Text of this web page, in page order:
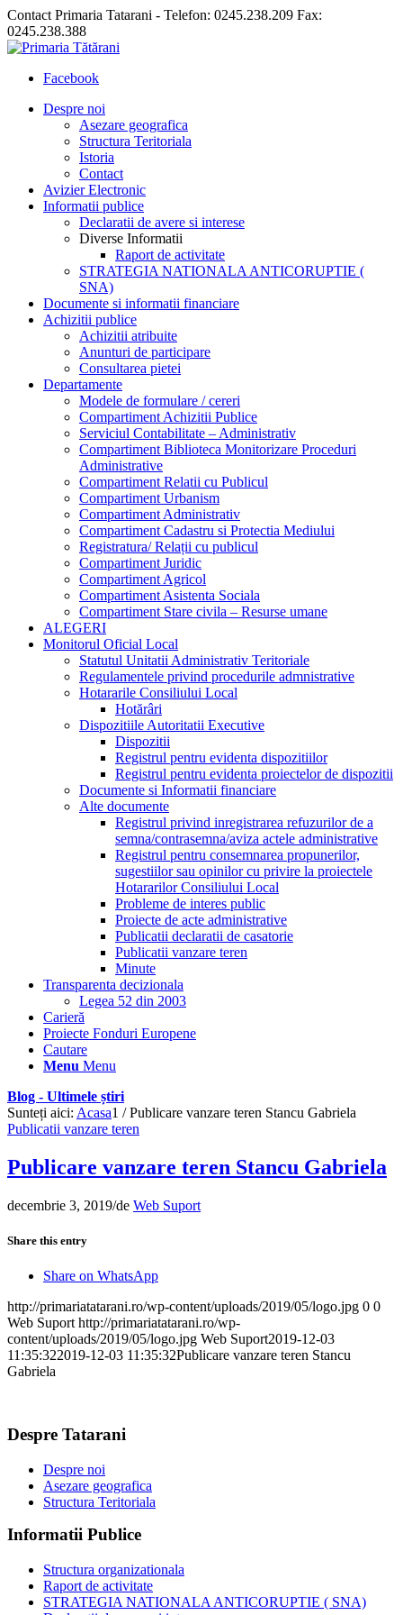
Contact Primaria Tatarani - Telefon: 0245.238.209 Fax:
0245.238.388
Facebook
Despre noi
Asezare geografica
Structura Teritoriala
Istoria
Contact
Avizier Electronic
Informatii publice
Declaratii de avere si interese
Diverse Informatii
Raport de activitate
STRATEGIA NATIONALA ANTICORUPTIE (
SNA)
Documente si informatii financiare
Achizitii publice
Achizitii atribuite
Anunturi de participare
Consultarea pietei
Departamente
Modele de formulare / cereri
Compartiment Achizitii Publice
Serviciul Contabilitate – Administrativ
Compartiment Biblioteca Monitorizare Proceduri
Administrative
Compartiment Relatii cu Publicul
Compartiment Urbanism
Compartiment Administrativ
Compartiment Cadastru si Protectia Mediului
Registratura/ Relații cu publicul
Compartiment Juridic
Compartiment Agricol
Compartiment Asistenta Sociala
Compartiment Stare civila – Resurse umane
ALEGERI
Monitorul Oficial Local
Statutul Unitatii Administrativ Teritoriale
Regulamentele privind procedurile admnistrative
Hotararile Consiliului Local
Hotărâri
Dispozitiile Autoritatii Executive
Dispozitii
Registrul pentru evidenta dispozitiilor
Registrul pentru evidenta proiectelor de dispozitii
Documente si Informatii financiare
Alte documente
Registrul privind inregistrarea refuzurilor de a
semna/contrasemna/aviza actele administrative
Registrul pentru consemnarea propunerilor,
sugestiilor sau opinilor cu privire la proiectele
Hotararilor Consiliului Local
Probleme de interes public
Proiecte de acte administrative
Publicatii declaratii de casatorie
Publicatii vanzare teren
Minute
Transparenta decizionala
Legea 52 din 2003
Carieră
Proiecte Fonduri Europene
Cautare
Menu Menu
Blog - Ultimele știri
Sunteți aici: Acasa1 / Publicare vanzare teren Stancu Gabriela
Publicatii vanzare teren
Publicare vanzare teren Stancu Gabriela
decembrie 3, 2019/de Web Suport
Share this entry
Share on WhatsApp
http://primariatatarani.ro/wp-content/uploads/2019/05/logo.jpg 0 0
Web Suport http://primariatatarani.ro/wp-
content/uploads/2019/05/logo.jpg Web Suport2019-12-03
11:35:322019-12-03 11:35:32Publicare vanzare teren Stancu
Gabriela
Despre Tatarani
Despre noi
Asezare geografica
Structura Teritoriala
Informatii Publice
Structura organizationala
Raport de activitate
STRATEGIA NATIONALA ANTICORUPTIE ( SNA)